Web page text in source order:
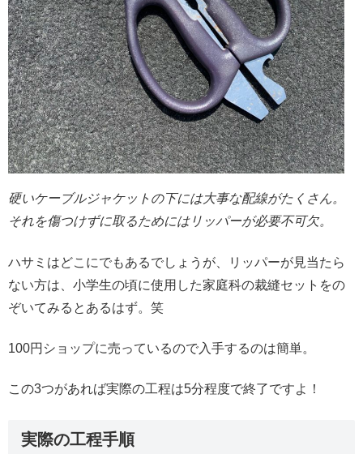
硬いケーブルジャケットの下には大事な配線がたくさん。
それを傷つけずに取るためにはリッパーが必要不可欠。
ハサミはどこにでもあるでしょうが、リッパーが見当たら
ない方は、小学生の頃に使用した家庭科の裁縫セットをの
ぞいてみるとあるはず。笑
100円ショップに売っているので入手するのは簡単。
この3つがあれば実際の工程は5分程度で終了ですよ！
実際の工程手順